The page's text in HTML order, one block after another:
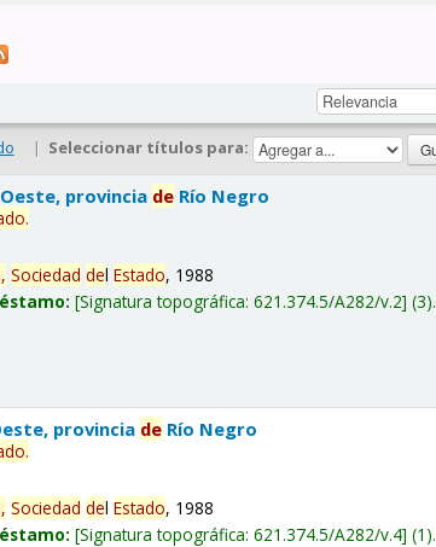
| Seleccionar títulos para:
provincia de Río Negro
.
Sociedad delEstado, 1988
Signatura topográfica:621.374.5/A282/v.2 (3).
provincia de Río Negro
.
Sociedad delEstado, 1988
Signatura topográfica:621.374.5/A282/v.4 (1).